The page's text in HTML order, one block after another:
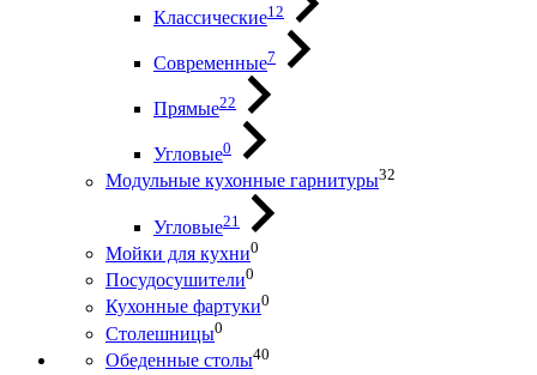
Классические12
Современные7
Прямые22
Угловые0
Модульные кухонные гарнитуры32
Угловые21
Мойки для кухни0
Посудосушители0
Кухонные фартуки0
Столешницы0
Обеденные столы40